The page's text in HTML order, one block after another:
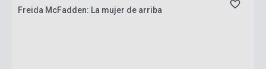
Freida McFadden: La mujer de arriba